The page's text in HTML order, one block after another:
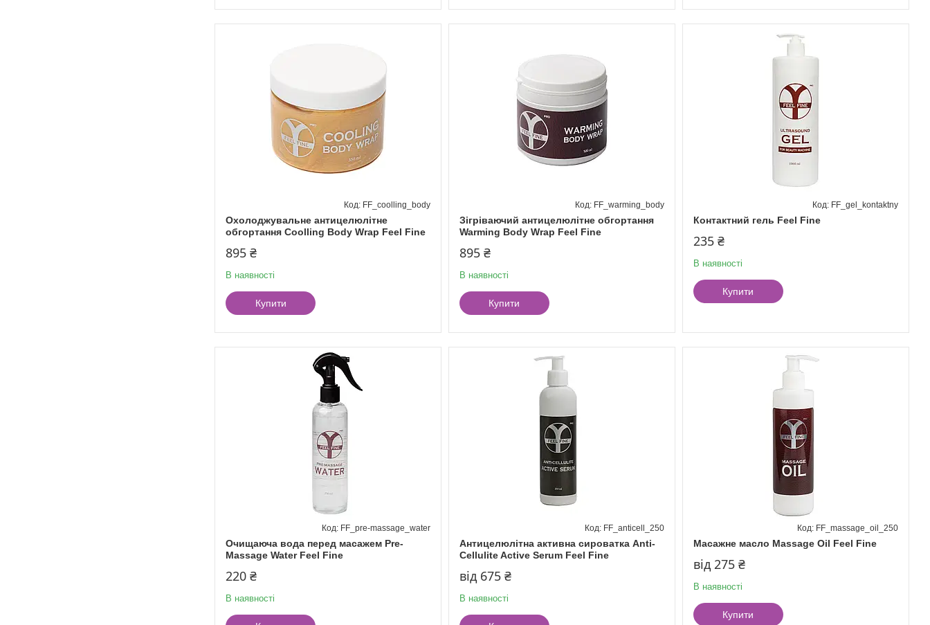
Охолоджувальне антицелюлітне
обгортання Coolling Body Wrap Feel Fine
FF_coolling_body
895 ₴
В наявності
Купити
Зігріваючий антицелюлітне обгортання
Warming Body Wrap Feel Fine
FF_warming_body
895 ₴
В наявності
Купити
Контактний гель Feel Fine
FF_gel_kontaktny
235 ₴
В наявності
Купити
Очищаюча вода перед масажем Pre-
Massage Water Feel Fine
FF_pre-massage_water
220 ₴
В наявності
Антицелюлітна активна сироватка Anti-
Cellulite Active Serum Feel Fine
FF_anticell_250
від 675 ₴
В наявності
Масажне масло Massage Oil Feel Fine
FF_massage_oil_250
від 275 ₴
В наявності
Купити